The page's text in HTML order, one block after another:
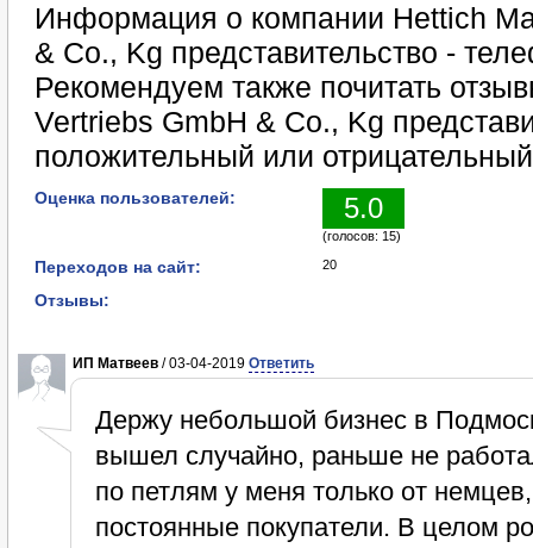
Информация о компании Hettich
& Co., Kg представительство -
Рекомендуем также почитать
Vertriebs GmbH & Co., Kg
положительный или
Оценка пользователей: 5.0
(голосов: 15)
Переходов на сайт: 20
Отзывы:
ИП Матвеев / 03-04-2019 Ответить
Держу небольшой бизнес в
вышел случайно, раньше не
по петлям у меня только от
постоянные покупатели. В целом